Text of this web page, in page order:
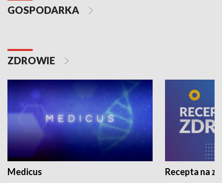
GOSPODARKA
ZDROWIE
Medicus Recepta na